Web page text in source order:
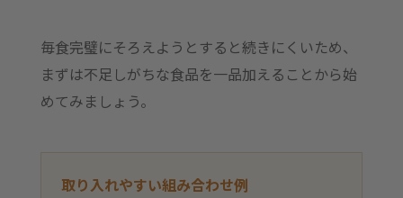
毎食完璧にそろえようとすると続きにくいため、
まずは不足しがちな食品を一品加えることから始
めてみましょう。
取り入れやすい組み合わせ例